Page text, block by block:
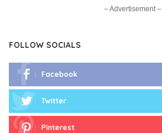
– Advertisement –
FOLLOW SOCIALS
Facebook
Twitter
Pinterest